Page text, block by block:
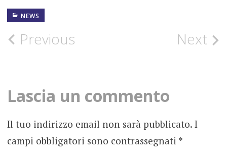
NEWS
22
LUGLIO
DUTCH
ROCK
Post
Previous Next
Lascia un commento
Il tuo indirizzo email non sarà pubblicato. I
campi obbligatori sono contrassegnati *